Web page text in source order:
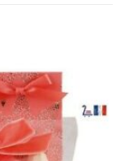
à la liste
d’envies